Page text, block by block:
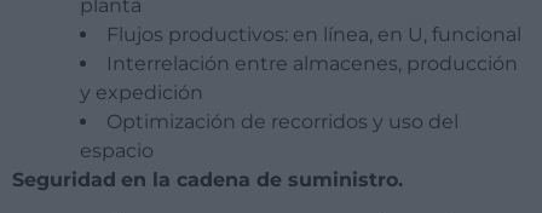
planta
Flujos productivos: en línea, en U, funcional
Interrelación entre almacenes, producción
y expedición
Optimización de recorridos y uso del
espacio
Seguridad en la cadena de suministro.